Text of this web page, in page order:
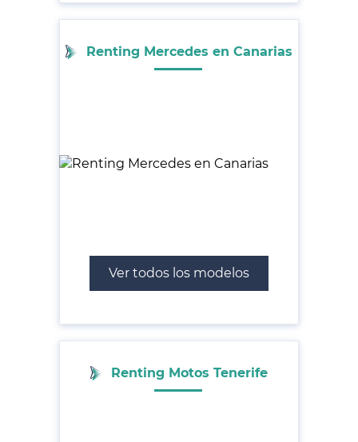
Renting Mercedes en Canarias
Ver todos los modelos
Renting Motos Tenerife